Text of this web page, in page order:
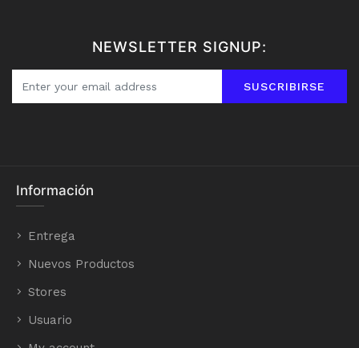
NEWSLETTER SIGNUP:
SUSCRIBIRSE
Información
Entrega
Nuevos Productos
Stores
Usuario